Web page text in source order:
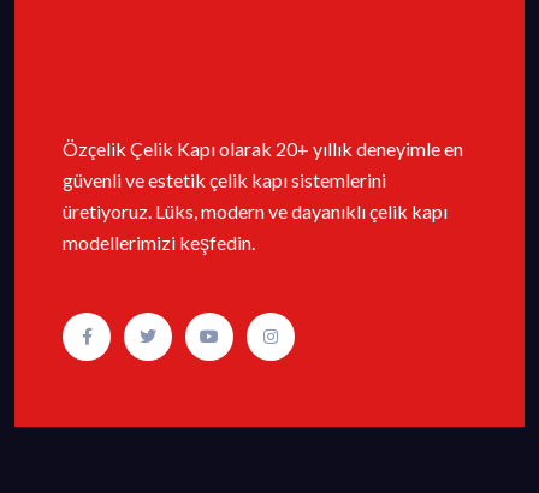
Özçelik Çelik Kapı olarak 20+ yıllık deneyimle en
güvenli ve estetik çelik kapı sistemlerini
üretiyoruz. Lüks, modern ve dayanıklı çelik kapı
modellerimizi keşfedin.